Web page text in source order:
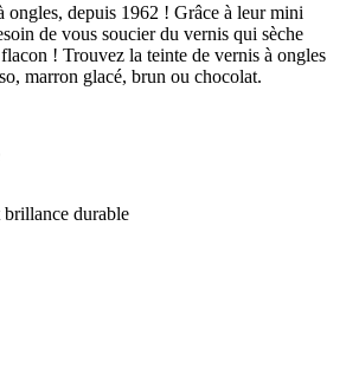
depuis 1962 ! Grâce à leur mini
de vous soucier du vernis qui sèche
! Trouvez la teinte de vernis à ongles
marron glacé, brun ou chocolat.
durable